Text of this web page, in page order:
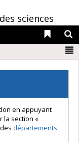
sciences
Liens
en appuyant
la section «
départements